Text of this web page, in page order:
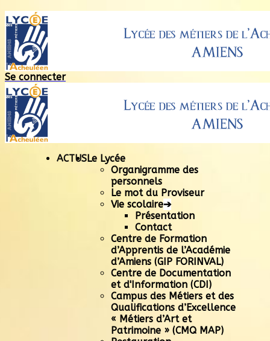
Se connecter
ACTUSLe Lycée
Organigramme des
personnels
Le mot du Proviseur
Vie scolaire➔
Présentation
Contact
Centre de Formation
d’Apprentis de l’Académie
d’Amiens (GIP FORINVAL)
Centre de Documentation
et d'Information (CDI)
Campus des Métiers et des
Qualifications d’Excellence
« Métiers d’Art et
Patrimoine » (CMQ MAP)